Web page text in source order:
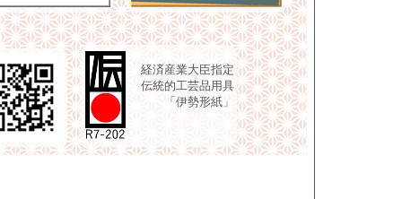
経済産業大臣指定
伝統的工芸品用具
「伊勢形紙」